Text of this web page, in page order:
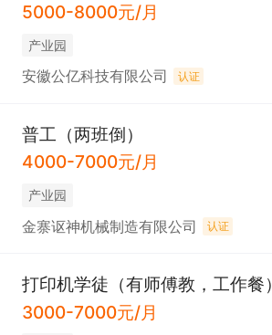
5000-8000元/月
产业园
安徽公亿科技有限公司 认证
普工（两班倒）
4000-7000元/月
产业园
金寨讴神机械制造有限公司 认证
打印机学徒（有师傅教，工作餐）
3000-7000元/月